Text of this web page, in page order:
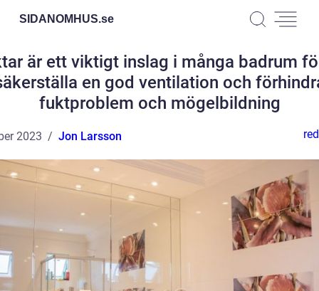
SIDANOMHUS.se
är ett viktigt inslag i många badrum
en god ventilation och
fuktproblem och mögelbildning
2023 Jon Larsson